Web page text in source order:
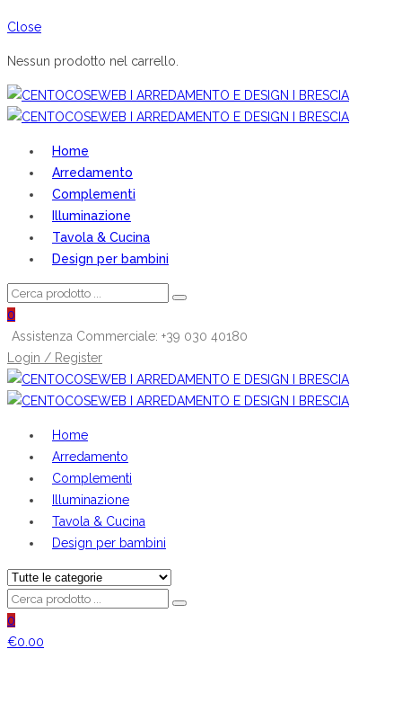
Close
Nessun prodotto nel carrello.
Home
Arredamento
Complementi
Illuminazione
Tavola & Cucina
Design per bambini
0
Assistenza Commerciale: +39 030 40180
Login / Register
Home
Arredamento
Complementi
Illuminazione
Tavola & Cucina
Design per bambini
0
€0.00